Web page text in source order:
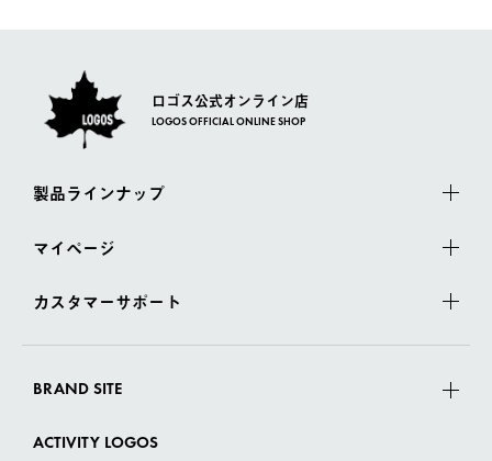
ロゴス公式オンライン店
LOGOS OFFICIAL ONLINE SHOP
製品ラインナップ
マイページ
カスタマーサポート
BRAND SITE
ACTIVITY LOGOS